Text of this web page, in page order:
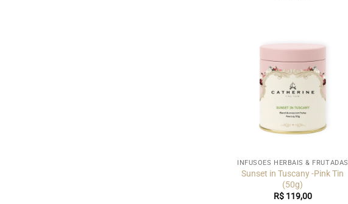
INFUSÕES HERBAIS & FRUTADAS
Sunset in Tuscany -Pink Tin
(50g)
R$119,00